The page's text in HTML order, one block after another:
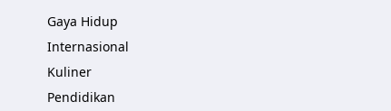
Gaya Hidup
Internasional
Kuliner
Pendidikan